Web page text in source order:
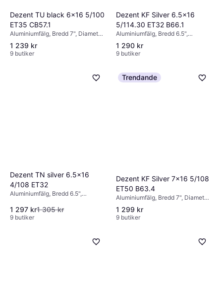
Dezent TU black 6x16 5/100
ET35 CB57.1
Aluminiumfälg, Bredd 7", Diameter
16", Svart
1 239 kr
9 butiker
Dezent KF Silver 6.5x16
5/114.30 ET32 B66.1
Aluminiumfälg, Bredd 6.5",
Diameter 16", Svart, Silver
1 290 kr
9 butiker
Dezent TN silver 6.5x16
4/108 ET32
Aluminiumfälg, Bredd 6.5",
1 297 kr1 305 kr
9 butiker
Trendande
Dezent KF Silver 7x16 5/108
ET50 B63.4
Aluminiumfälg, Bredd 7", Diameter
16", Silver
1 299 kr
9 butiker